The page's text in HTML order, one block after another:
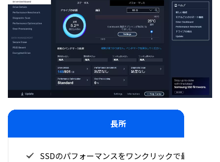
長所
SSDのパフォーマンスをワンクリックで最適化可